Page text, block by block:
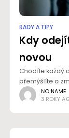
RADY A TIPY
Kdy
novou
Chodíte každý
přemýšlíte o
správný čas
Nezůstávejte v
NO NAME
3 ROKY